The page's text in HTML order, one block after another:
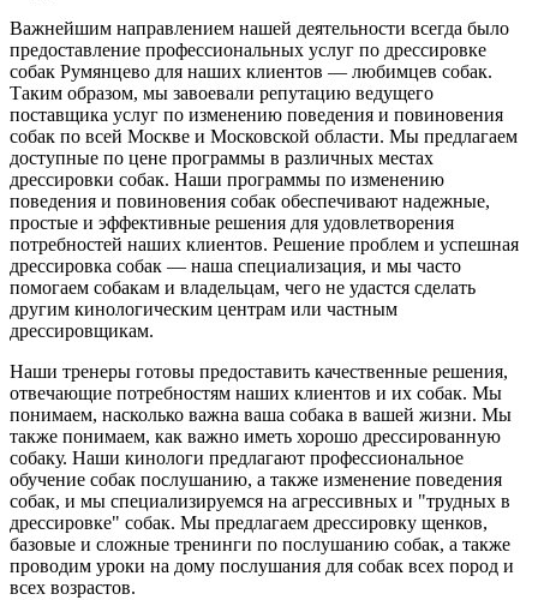
Важнейшим направлением нашей деятельности всегда было
предоставление профессиональных услуг по дрессировке
собак Румянцево для наших клиентов — любимцев собак.
Таким образом, мы завоевали репутацию ведущего
поставщика услуг по изменению поведения и повиновения
собак по всей Москве и Московской области. Мы предлагаем
доступные по цене программы в различных местах
дрессировки собак. Наши программы по изменению
поведения и повиновения собак обеспечивают надежные,
простые и эффективные решения для удовлетворения
потребностей наших клиентов. Решение проблем и успешная
дрессировка собак — наша специализация, и мы часто
помогаем собакам и владельцам, чего не удастся сделать
другим кинологическим центрам или частным
дрессировщикам.
Наши тренеры готовы предоставить качественные решения,
отвечающие потребностям наших клиентов и их собак. Мы
понимаем, насколько важна ваша собака в вашей жизни. Мы
также понимаем, как важно иметь хорошо дрессированную
собаку. Наши кинологи предлагают профессиональное
обучение собак послушанию, а также изменение поведения
собак, и мы специализируемся на агрессивных и "трудных в
дрессировке" собак. Мы предлагаем дрессировку щенков,
базовые и сложные тренинги по послушанию собак, а также
проводим уроки на дому послушания для собак всех пород и
всех возрастов.